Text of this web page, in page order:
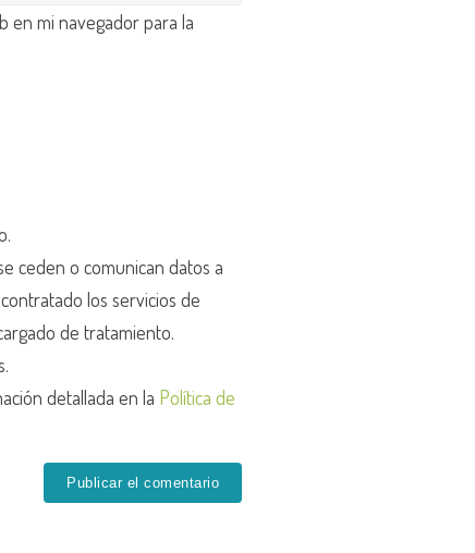
en mi navegador para la
ceden o comunican datos a
los servicios de
de tratamiento.
detallada en la Política de